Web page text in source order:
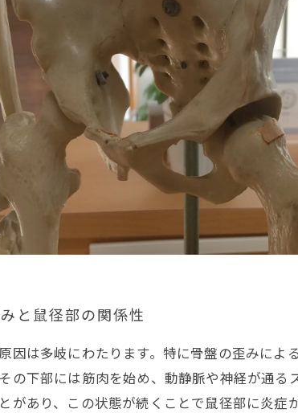
と鼠径部の関係性
因は多岐にわたります。特に骨盤の歪みによ
の下部には筋肉を始め、動静脈や神経が通る
があり、この状態が続くことで鼠径部に炎症